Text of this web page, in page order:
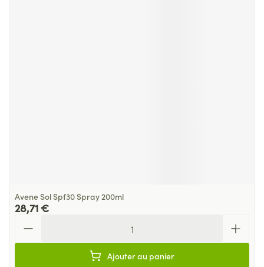
Avene Sol Spf30 Spray 200ml
28,71 €
Ajouter au panier